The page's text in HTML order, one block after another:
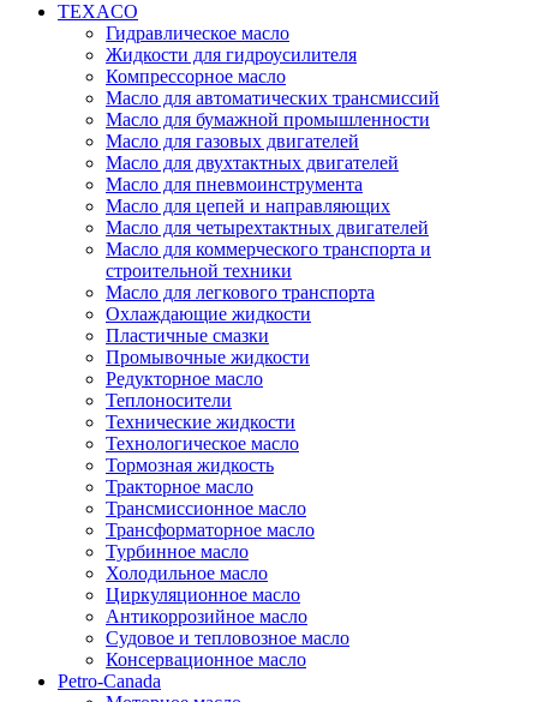
TEXACO
Гидравлическое масло
Жидкости для гидроусилителя
Компрессорное масло
Масло для автоматических трансмиссий
Масло для бумажной промышленности
Масло для газовых двигателей
Масло для двухтактных двигателей
Масло для пневмоинструмента
Масло для цепей и направляющих
Масло для четырехтактных двигателей
Масло для коммерческого транспорта и
строительной техники
Масло для легкового транспорта
Охлаждающие жидкости
Пластичные смазки
Промывочные жидкости
Редукторное масло
Теплоносители
Технические жидкости
Технологическое масло
Тормозная жидкость
Тракторное масло
Трансмиссионное масло
Трансформаторное масло
Турбинное масло
Холодильное масло
Циркуляционное масло
Антикоррозийное масло
Судовое и тепловозное масло
Консервационное масло
Petro-Canada